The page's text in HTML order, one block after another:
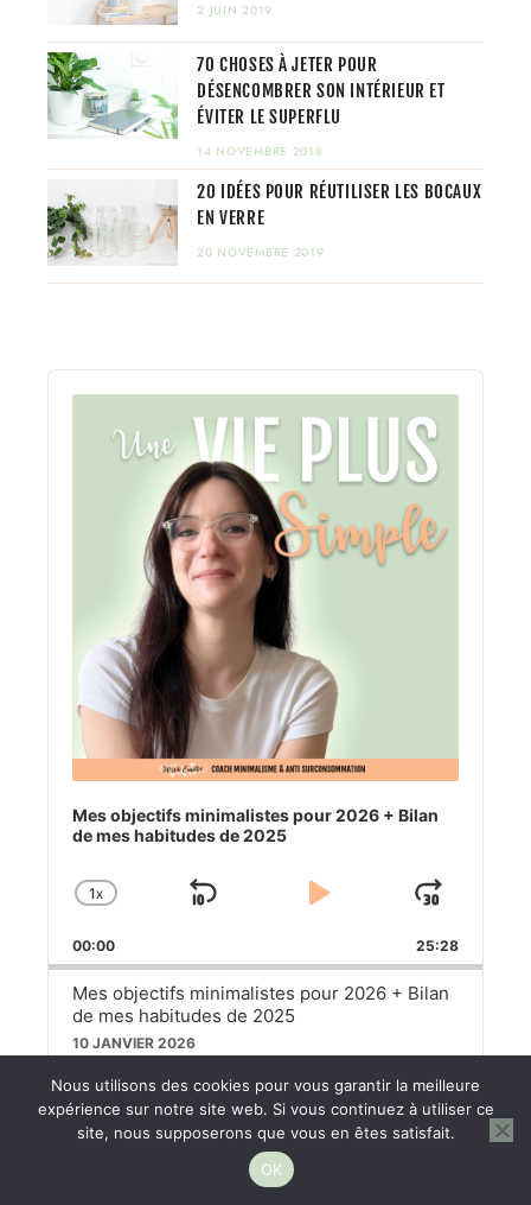
2 JUIN 2019
70 CHOSES À JETER POUR
DÉSENCOMBRER SON INTÉRIEUR ET
ÉVITER LE SUPERFLU
14 NOVEMBRE 2018
20 IDÉES POUR RÉUTILISER LES BOCAUX
EN VERRE
20 NOVEMBRE 2019
Audio
Mes objectifs minimalistes pour 2026 + Bilan
de mes habitudes de 2025
CHANGE
RATE
1X
SKIP
BACKWARD
PLAY
PAUSE
00:00 25:28
Mes objectifs minimalistes pour 2026 + Bilan
de mes habitudes de 2025
10 JANVIER 2026
Mes favoris minimalistes de 2025 : les
essentiels qui ont simplifié mon quotidien
cette année
Nous utilisons des cookies pour vous garantir la meilleure
expérience sur notre site web. Si vous continuez à utiliser ce
site, nous supposerons que vous en êtes satisfait.
OK